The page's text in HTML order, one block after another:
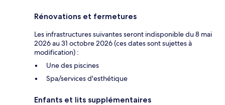
Rénovations et fermetures
Les infrastructures suivantes seront indisponible du 8 mai
2026 au 31 octobre 2026 (ces dates sont sujettes à
modification) :
Une des piscines
Spa/services d'esthétique
Enfants et lits supplémentaires